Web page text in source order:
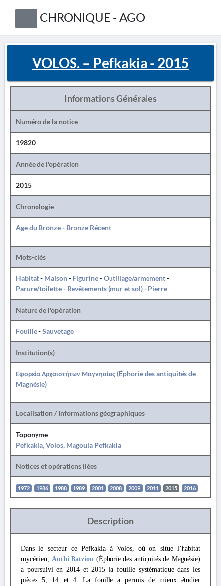
CHRONIQUE - AGO
VOLOS. – Pefkakia - 2015
Informations Générales
Numéro de la notice
19820
Année de l'opération
2015
Chronologie
Âge du Bronze- Bronze Récent
Mots-clés
Habitat- Maison- Figurine-Outillage/armement-
Parure/toilette- Revêtements (mur et sol)- Pierre
Nature de l'opération
Fouille-Sauvetage
Institution(s)
Εφορεία Αρχαιοτήτων Μαγνησίας (Éphorie des antiquités de
Magnésie)
Localisation / Informations géographiques
Toponyme
Pefkakia, Volos, Magoula Pefkakia
Notices et opérations liées
1972 1986 1988 1989 2001 2008 2009 2011 2015 2016
Description
Dans le secteur de Pefkakia à Volos, où on situe l’habitat
mycénien, Anthi Batziou (Éphorie des antiquités de Magnésie)
a poursuivi en 2014 et 2015 la fouille systématique dans les
pièces 5, 14 et 4. La fouille a permis de mieux étudier